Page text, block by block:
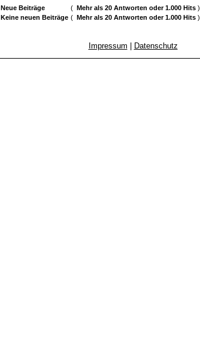
Neue Beiträge ( Mehr als 20 Antworten oder 1.000 Hits)
Keine neuen Beiträge ( Mehr als 20 Antworten oder 1.000 Hits)
Impressum Datenschutz